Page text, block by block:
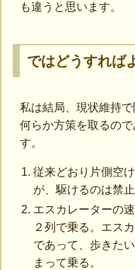
も違うと思います。
ではどうすれば
私は結局、現状維持
何らか方策を取るの
す。
従来どおり片側空
が、駆けるのは禁止
エスカレーターの
２列で乗る。エス
であって、歩きた
まって乗る。